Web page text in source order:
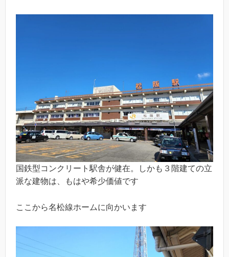
国鉄型コンクリート駅舎が健在。しかも３階建ての立
派な建物は、もはや希少価値です
ここから名松線ホームに向かいます